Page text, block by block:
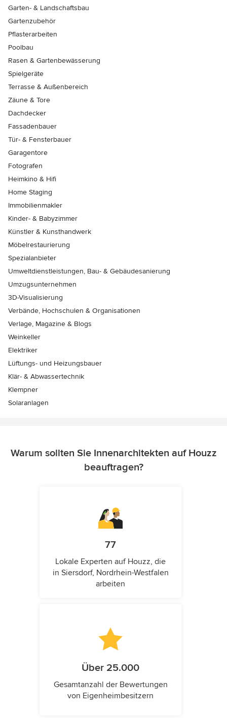
Garten- & Landschaftsbau
Gartenzubehör
Pflasterarbeiten
Poolbau
Rasen & Gartenbewässerung
Spielgeräte
Terrasse & Außenbereich
Zäune & Tore
Dachdecker
Fassadenbauer
Tür- & Fensterbauer
Garagentore
Fotografen
Heimkino & Hifi
Home Staging
Immobilienmakler
Kinder- & Babyzimmer
Künstler & Kunsthandwerk
Möbelrestaurierung
Spezialanbieter
Umweltdienstleistungen, Bau- & Gebäudesanierung
Umzugsunternehmen
3D-Visualisierung
Verbände, Hochschulen & Organisationen
Verlage, Magazine & Blogs
Weinkeller
Elektriker
Lüftungs- und Heizungsbauer
Klär- & Abwassertechnik
Klempner
Solaranlagen
Warum sollten Sie Innenarchitekten auf Houzz
beauftragen?
77
Lokale Experten auf Houzz, die
in Siersdorf, Nordrhein-Westfalen
arbeiten
Über 25.000
Gesamtanzahl der Bewertungen
von Eigenheimbesitzern